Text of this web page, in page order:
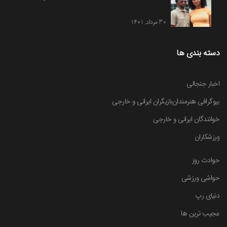
30 مرداد, 1401
دسته بندی ها
اخبار جنجالی
بیوگرافی هنرمندانبازیگران ایرانی و خارجی
خوانندگان ایرانی و خارجی
ورزشکاران
حوادث روز
حواشی ورزشی
دنیای رپ
عجیب ترین ها